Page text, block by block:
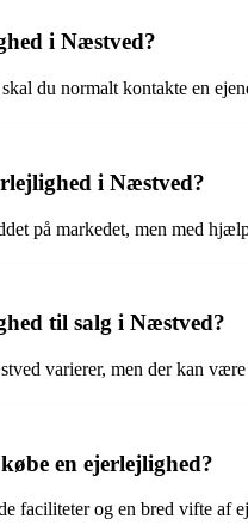
i Næstved?
du normalt kontakte en
i Næstved?
på markedet, men med
til salg i Næstved?
varierer, men der kan
en ejerlejlighed?
faciliteter og en bred vifte af